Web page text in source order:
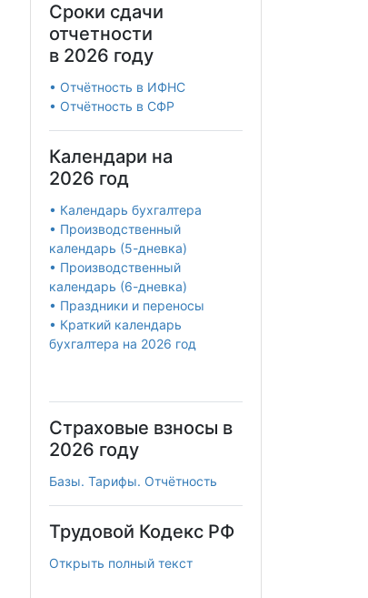
Сроки сдачи
отчетности
в 2026 году
• Отчётность в ИФНС
• Отчётность в СФР
Календари на
2026 год
• Календарь бухгалтера
• Производственный
календарь (5-дневка)
• Производственный
календарь (6-дневка)
• Праздники и переносы
• Краткий календарь
бухгалтера на 2026 год
Страховые взносы в
2026 году
Базы. Тарифы. Отчётность
Трудовой Кодекс РФ
Открыть полный текст